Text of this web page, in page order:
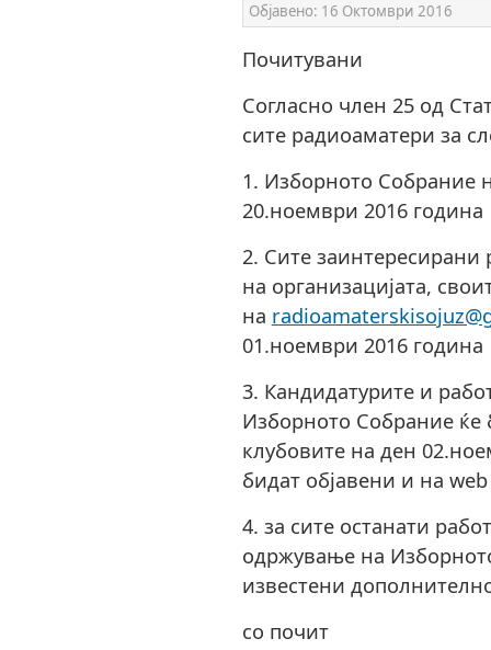
Објавено: 16 Октомври 2016
Почитувани
Согласно член 25 од
сите радиоаматери за
1. Изборното Собрание
20.ноември 2016 година
2. Сите заинтересирани
на организацијата,
на
01.ноември 2016 година
3. Кандидатурите и
Изборното Собрание ќе
клубовите на ден
бидат објавени и на
4. за сите останати
одржување на
известени
со почит